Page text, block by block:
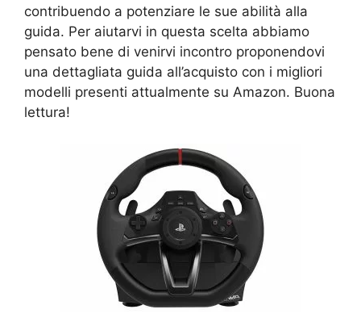
contribuendo a potenziare le sue abilità alla
guida. Per aiutarvi in questa scelta abbiamo
pensato bene di venirvi incontro proponendovi
una dettagliata guida all’acquisto con i migliori
modelli presenti attualmente su Amazon. Buona
lettura!